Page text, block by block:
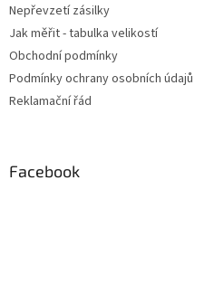
Nepřevzetí zásilky
Jak měřit - tabulka velikostí
Obchodní podmínky
Podmínky ochrany osobních údajů
Reklamační řád
Facebook